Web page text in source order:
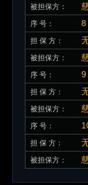
被担保方：
序 号： 8
担 保 方：
被担保方：
序 号： 9
担 保 方：
被担保方：
序 号：
担 保 方：
被担保方：